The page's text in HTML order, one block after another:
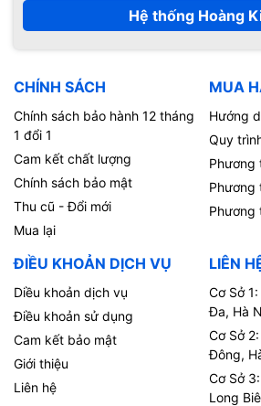
Hệ thống Hoàng
CHÍNH SÁCH
Chính sách bảo hành 12 tháng
1 đổi 1
Cam kết chất lượng
Chính sách bảo mật
Thu cũ - Đổi mới
Mua lại
MUA
Hướng
Quy
Phương
Phương
Phương
ĐIỀU KHOẢN DỊCH VỤ
Diều khoản dịch vụ
Điều khoản sử dụng
Cam kết bảo mật
Giới thiệu
Liên hệ
LIÊN
Cơ Sở
Đa, Hà
Cơ Sở
Đông,
Cơ Sở
Long